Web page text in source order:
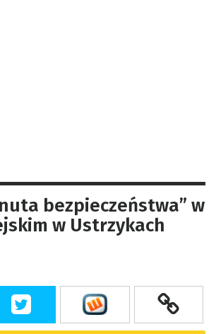
bezpieczeństwa” w
w Ustrzykach